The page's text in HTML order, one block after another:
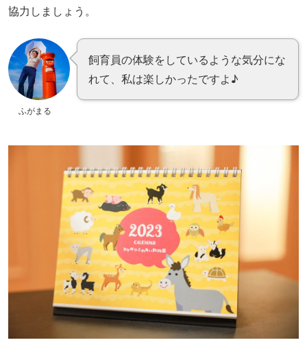
協力しましょう。
ふがまる
飼育員の体験をしているような気分にな
れて、私は楽しかったですよ♪